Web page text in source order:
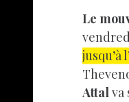
Le
Attalva